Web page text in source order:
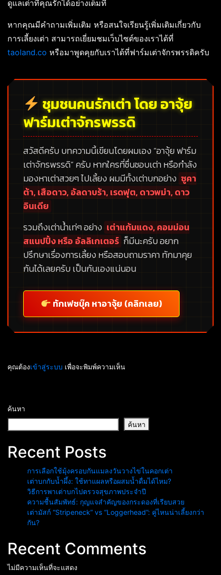
ดูแลเต่าที่คุณรักได้อย่างเต็มที่
หากคุณมีคำถามเพิ่มเติม หรือสนใจเรียนรู้เพิ่มเติมเกี่ยวกับ
การเลี้ยงเต่า สามารถเยี่ยมชมเว็บไซต์ของเราได้ที่
taoland.co หรือมาพูดคุยกับเราได้ที่ฟาร์มเต่าจักรพรรดิครับ
ชุมชนคนรักเต่า โดย อาจุ้ย
ฟาร์มเต่าจักรพรรดิ
สวัสดีครับ บทความนี้เขียนโดยผมเอง “อาจุ้ย ฟาร์ม
เต่าจักรพรรดิ”ครับ หากใครที่ชื่นชอบเต่า หรือกำลัง
มองหาเต่าสวยๆ ไปเลี้ยง ผมมีทั้งเต่าบกอย่าง ซูคา
ต้า, เสือดาว, อัลดาบร้า, เรดฟุต, ดาวพม่า, ดาว
อินเดีย
รวมถึงเต่าน้ำเท่ๆ อย่าง เต่าแก้มแดง, คอมม่อน
สแนปปิ้ง หรือ อัลลิเกเตอร์ ก็มีนะครับ อยาก
ปรึกษาเรื่องการเลี้ยง หรือสอบถามราคา ทักมาคุย
กันได้เลยครับ เป็นกันเองแน่นอน
ทักเฟซบุ๊ค หาอาจุ้ย (คลิกเลย)
คุณต้องเข้าสู่ระบบ เพื่อจะพิมพ์ความเห็น
ค้นหา
ค้นหา
Recent Posts
การเลือกใช้มุ้งครอบกันแมลงวันวางไข่ในคอกเต่า
เต่าบกกับน้ำผึ้ง: ใช้ทาแผลหรือผสมน้ำดื่มได้ไหม?
วิธีการพาเต่าบกไปตรวจสุขภาพประจำปี
ความชื้นสัมพัทธ์: กุญแจสำคัญของกระดองที่เรียบสวย
เต่ามัสก์ “Stripeneck” vs “Loggerhead”: คู่ไหนน่าเลี้ยงกว่า
กัน?
Recent Comments
ไม่มีความเห็นที่จะแสดง